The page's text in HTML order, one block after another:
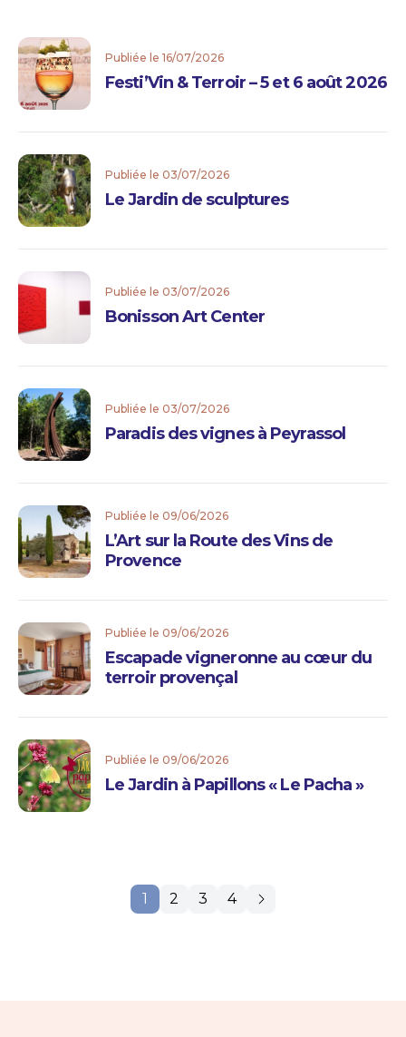
Publiée le 16/07/2026
Festi’Vin & Terroir – 5 et 6 août 2026
Publiée le 03/07/2026
Le Jardin de sculptures
Publiée le 03/07/2026
Bonisson Art Center
Publiée le 03/07/2026
Paradis des vignes à Peyrassol
Publiée le 09/06/2026
L’Art sur la Route des Vins de
Provence
Publiée le 09/06/2026
Escapade vigneronne au cœur du
terroir provençal
Publiée le 09/06/2026
Le Jardin à Papillons « Le Pacha »
1 2 3 4